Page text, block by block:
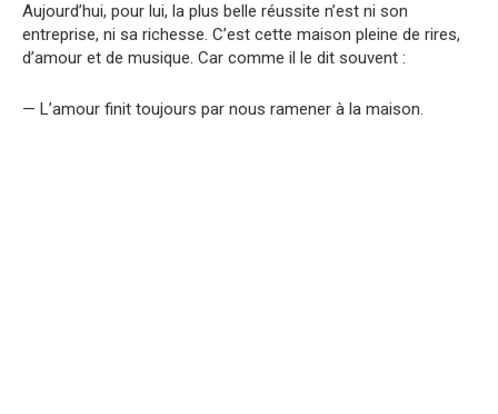
Aujourd’hui, pour lui, la plus belle réussite n’est ni son
entreprise, ni sa richesse. C’est cette maison pleine de rires,
d’amour et de musique. Car comme il le dit souvent :
— L’amour finit toujours par nous ramener à la maison.